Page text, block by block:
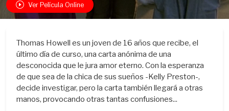
Ver Película Online
Thomas Howell es un joven de 16 años que recibe, el
último día de curso, una carta anónima de una
desconocida que le jura amor eterno. Con la esperanza
de que sea de la chica de sus sueños -Kelly Preston-,
decide investigar, pero la carta también llegará a otras
manos, provocando otras tantas confusiones...